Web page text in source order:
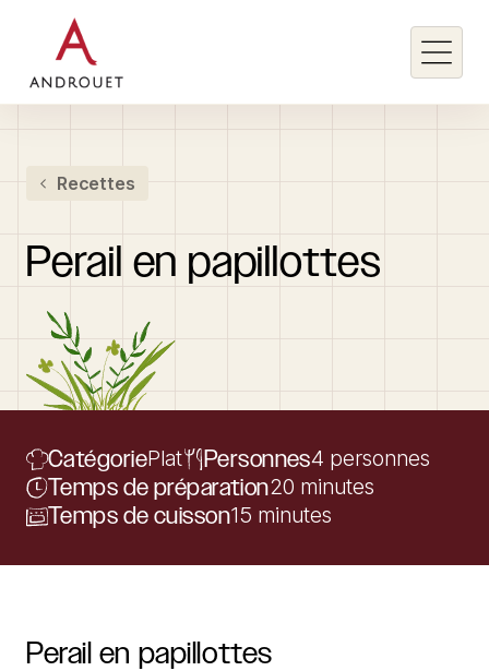
Rechercher un mot clé
Recettes
Perail en papillottes
CatégoriePlat Personnes4 personnes
Temps de préparation20 minutes
Temps de cuisson15 minutes
Perail en papillottes